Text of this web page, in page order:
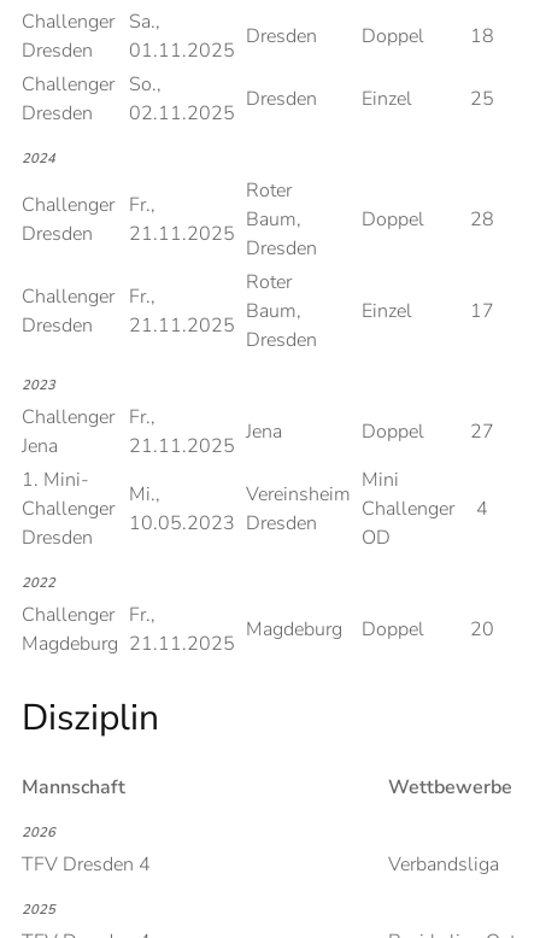
Challenger
Dresden
Sa.,
01.11.2025
Dresden Doppel
18
Challenger
Dresden
So.,
02.11.2025
Dresden Einzel 25
2024
Challenger
Dresden
Fr.,
21.11.2025
Roter
Baum,
Dresden
Doppel 28
Challenger
Dresden
Fr.,
21.11.2025
Roter
Baum,
Dresden
Einzel 17
2023
Challenger
Jena
Fr.,
21.11.2025
Jena Doppel
27
1. Mini-
Challenger
Dresden
Mi.,
10.05.2023
Vereinsheim
Dresden
Mini
Challenger
OD
4
2022
Challenger
Magdeburg
Fr.,
21.11.2025
Magdeburg Doppel 20
Disziplin
Mannschaft Wettbewerbe
2026
TFV Dresden 4 Verbandsliga
2025